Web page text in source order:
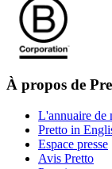
À propos de
L'annuaire de
Pretto in
Espace presse
Avis Pretto